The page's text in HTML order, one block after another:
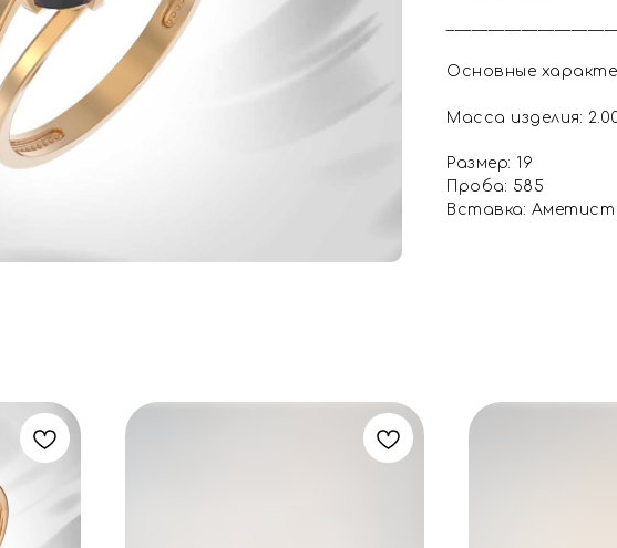
Основные
Масса изделия:
Размер: 19
Проба: 585
Вставка: Аметист